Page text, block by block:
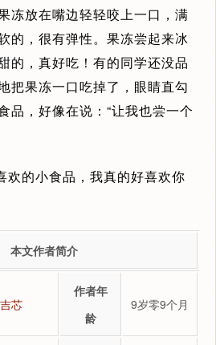
冻放在嘴边轻轻咬上一口，满
的，很有弹性。果冻尝起来冰
的，真好吃！有的同学还没品
把果冻一口吃掉了，眼睛直勾
品，好像在说：“让我也尝一个
的小食品，我真的好喜欢你
本文作者简介
芯
作者年
龄
9岁零9个月